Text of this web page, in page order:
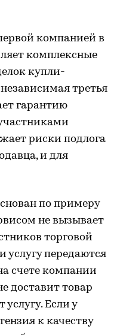
компанией в
комплексные
купли-
третья
гарантию
риски подлога
и для
по примеру
не вызывает
торговой
услугу передаются
счете компании
доставит товар
Если у
к качеству